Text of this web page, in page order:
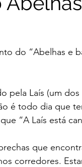
do “Abelhas e
pela Laís (um
é todo dia que
“A Laís está
que
corredores.